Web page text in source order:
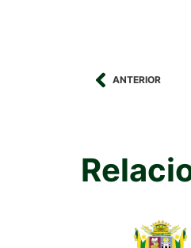
ANTERIOR